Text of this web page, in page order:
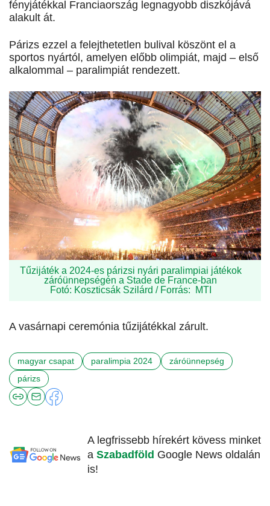
fényjátékkal Franciaország legnagyobb diszkójává
alakult át.
Párizs ezzel a felejthetetlen bulival köszönt el a
sportos nyártól, amelyen előbb olimpiát, majd – első
alkalommal – paralimpiát rendezett.
Tűzijáték a 2024-es párizsi nyári paralimpiai játékok
záróünnepségén a Stade de France-ban
Fotó: Koszticsák Szilárd / Forrás: MTI
A vasárnapi ceremónia tűzijátékkal zárult.
magyar csapat paralimpia 2024
záróünnepség
párizs
A legfrissebb hírekért kövess minket
a Szabadföld Google News oldalán
is!